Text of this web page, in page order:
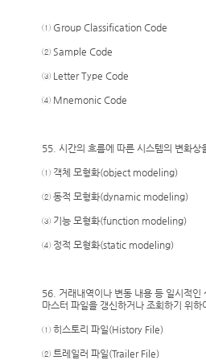
① Group Classification Code
② Sample Code
③ Letter Type Code
④ Mnemonic Code
55. 시간의 흐름에 따른 시스템의 변화상
① 객체 모형화(object modeling)
② 동적 모형화(dynamic modeling)
③ 기능 모형화(function modeling)
④ 정적 모형화(static modeling)
56. 거래내역이나 변동 내용 등 일시적인
마스터 파일을 갱신하거나 조회하기 위
① 히스토리 파일(History File)
② 트레일러 파일(Trailer File)